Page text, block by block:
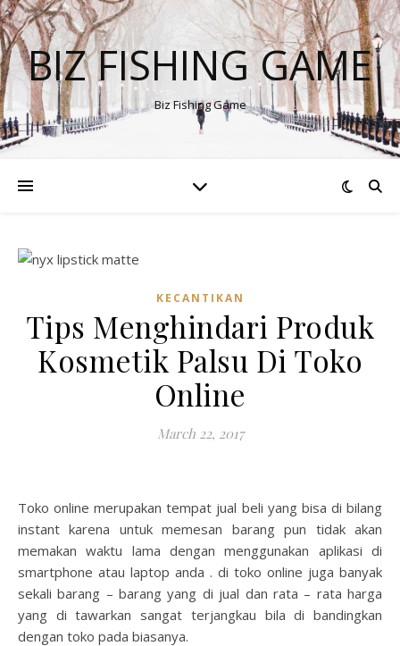
BIZ FISHING GAME
Biz Fishing Game
KECANTIKAN
Tips Menghindari Produk
Kosmetik Palsu Di Toko
Online
March 22, 2017
Toko online merupakan tempat jual beli yang bisa di bilang
instant karena untuk memesan barang pun tidak akan
memakan waktu lama dengan menggunakan aplikasi di
smartphone atau laptop anda . di toko online juga banyak
sekali barang – barang yang di jual dan rata – rata harga
yang di tawarkan sangat terjangkau bila di bandingkan
dengan toko pada biasanya.